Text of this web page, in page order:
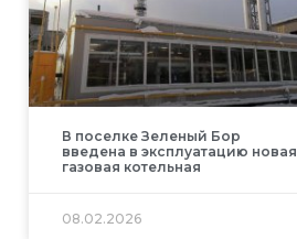
В поселке Зеленый Бор
введена в эксплуатацию новая
газовая котельная
08.02.2026